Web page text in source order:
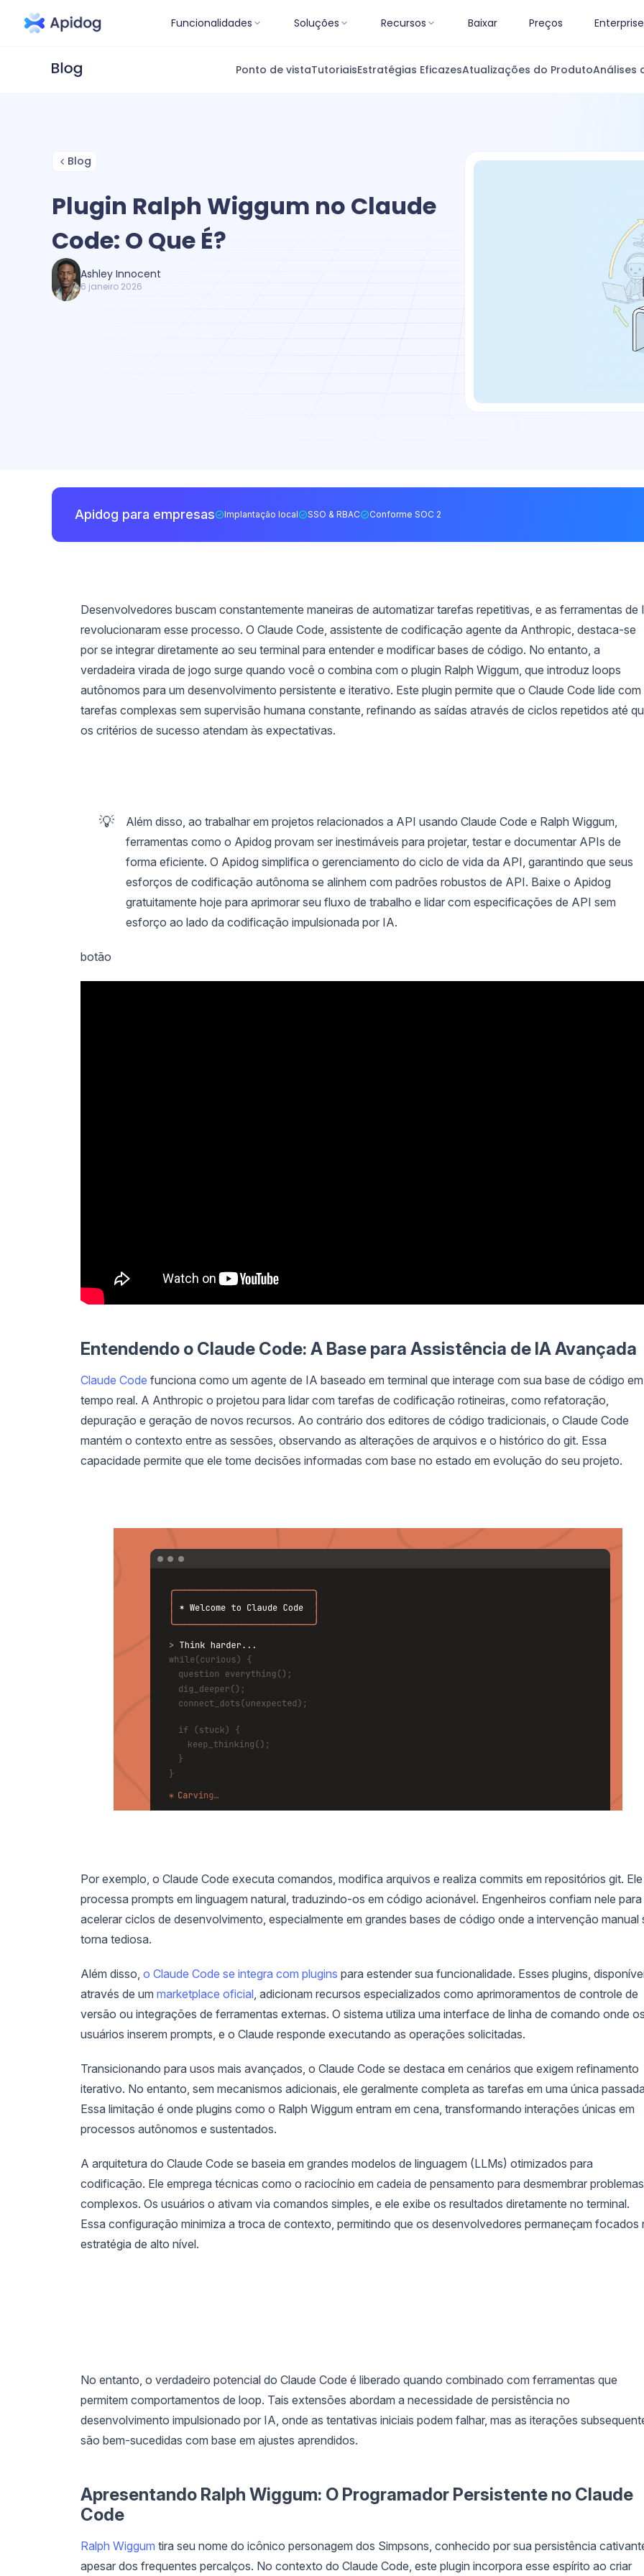
Funcionalidades Soluções Recursos Baixar Preços Enterprise
Ponto de vistaTutoriaisEstratégias EficazesAtualizações do ProdutoAnálises
Blog
Plugin Ralph Wiggum no Claude
Code: O Que É?
Ashley Innocent
6 janeiro 2026
Apidog para empresas Implantação local SSO & RBAC Conforme SOC 2
Desenvolvedores buscam constantemente maneiras de automatizar tarefas repetitivas, e as ferramentas de
revolucionaram esse processo. O Claude Code, assistente de codificação agente da Anthropic, destaca-se
por se integrar diretamente ao seu terminal para entender e modificar bases de código. No entanto, a
verdadeira virada de jogo surge quando você o combina com o plugin Ralph Wiggum, que introduz loops
autônomos para um desenvolvimento persistente e iterativo. Este plugin permite que o Claude Code lide com
tarefas complexas sem supervisão humana constante, refinando as saídas através de ciclos repetidos até
os critérios de sucesso atendam às expectativas.
💡
Além disso, ao trabalhar em projetos relacionados a API usando Claude Code e Ralph Wiggum,
ferramentas como o Apidog provam ser inestimáveis para projetar, testar e documentar APIs de
forma eficiente. O Apidog simplifica o gerenciamento do ciclo de vida da API, garantindo que seus
esforços de codificação autônoma se alinhem com padrões robustos de API. Baixe o Apidog
gratuitamente hoje para aprimorar seu fluxo de trabalho e lidar com especificações de API sem
esforço ao lado da codificação impulsionada por IA.
botão
Entendendo o Claude Code: A Base para Assistência de IA Avançada
Claude Code funciona como um agente de IA baseado em terminal que interage com sua base de código em
tempo real. A Anthropic o projetou para lidar com tarefas de codificação rotineiras, como refatoração,
depuração e geração de novos recursos. Ao contrário dos editores de código tradicionais, o Claude Code
mantém o contexto entre as sessões, observando as alterações de arquivos e o histórico do git. Essa
capacidade permite que ele tome decisões informadas com base no estado em evolução do seu projeto.
Por exemplo, o Claude Code executa comandos, modifica arquivos e realiza commits em repositórios git. Ele
processa prompts em linguagem natural, traduzindo-os em código acionável. Engenheiros confiam nele para
acelerar ciclos de desenvolvimento, especialmente em grandes bases de código onde a intervenção manual
torna tediosa.
Além disso, o Claude Code se integra com plugins para estender sua funcionalidade. Esses plugins,
através de um marketplace oficial , adicionam recursos especializados como aprimoramentos de controle de
versão ou integrações de ferramentas externas. O sistema utiliza uma interface de linha de comando onde
usuários inserem prompts, e o Claude responde executando as operações solicitadas.
Transicionando para usos mais avançados, o Claude Code se destaca em cenários que exigem refinamento
iterativo. No entanto, sem mecanismos adicionais, ele geralmente completa as tarefas em uma única
Essa limitação é onde plugins como o Ralph Wiggum entram em cena, transformando interações únicas em
processos autônomos e sustentados.
A arquitetura do Claude Code se baseia em grandes modelos de linguagem (LLMs) otimizados para
codificação. Ele emprega técnicas como o raciocínio em cadeia de pensamento para desmembrar problemas
complexos. Os usuários o ativam via comandos simples, e ele exibe os resultados diretamente no terminal.
Essa configuração minimiza a troca de contexto, permitindo que os desenvolvedores permaneçam focados
estratégia de alto nível.
No entanto, o verdadeiro potencial do Claude Code é liberado quando combinado com ferramentas que
permitem comportamentos de loop. Tais extensões abordam a necessidade de persistência no
desenvolvimento impulsionado por IA, onde as tentativas iniciais podem falhar, mas as iterações
são bem-sucedidas com base em ajustes aprendidos.
Apresentando Ralph Wiggum: O Programador Persistente no Claude
Code
Ralph Wiggum tira seu nome do icônico personagem dos Simpsons, conhecido por sua persistência
apesar dos frequentes percalços. No contexto do Claude Code, este plugin incorpora esse espírito ao criar